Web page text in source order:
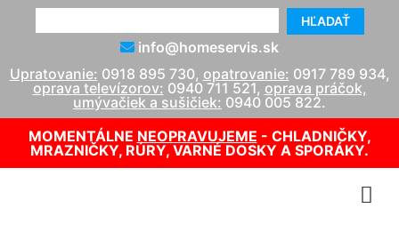
HĽADAŤ
info@homeservis.sk
Upratovanie: 0918 895 730, opatrovanie: 0917 789 934,
oprava televízorov: 0940 711 521, oprava práčok,
umývačiek a sušičiek: 0940 005 822.
MOMENTÁLNE NEOPRAVUJEME - CHLADNIČKY,
MRAZNIČKY, RÚRY, VARNÉ DOSKY A SPORÁKY.